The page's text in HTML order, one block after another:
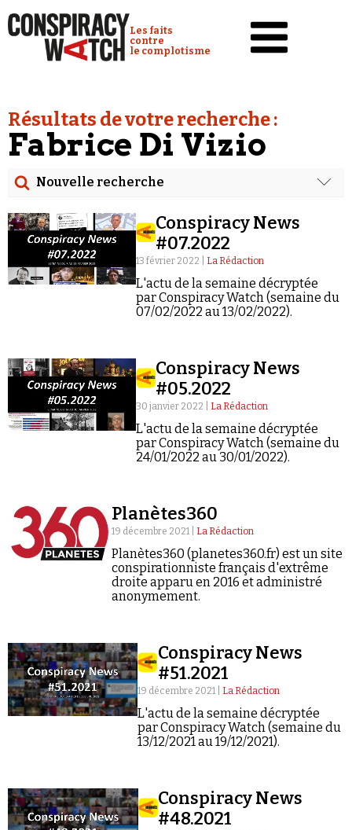
Conspiracy Watch :
Les faits
contre
le complotisme
Analyses
Conspipédia
Vidéos
Émissions
Revues de presse
Newsletter
Faire un don
Se connecter
Résultats de votre recherche :
Fabrice Di Vizio
Nouvelle recherche
Date
Rechercher dans tous les contenus
Cibler votre recherche
Conspiracy News
#07.2022
13 février 2022 | La Rédaction
L'actu de la semaine décryptée
par Conspiracy Watch (semaine du
07/02/2022 au 13/02/2022).
Conspiracy News
#05.2022
30 janvier 2022 | La Rédaction
L'actu de la semaine décryptée
par Conspiracy Watch (semaine du
24/01/2022 au 30/01/2022).
Planètes360
19 décembre 2021 | La Rédaction
Planètes360 (planetes360.fr) est un site
conspirationniste français d'extrême
droite apparu en 2016 et administré
anonymement.
Conspiracy News
#51.2021
19 décembre 2021 | La Rédaction
L'actu de la semaine décryptée
par Conspiracy Watch (semaine du
13/12/2021 au 19/12/2021).
Conspiracy News
#48.2021